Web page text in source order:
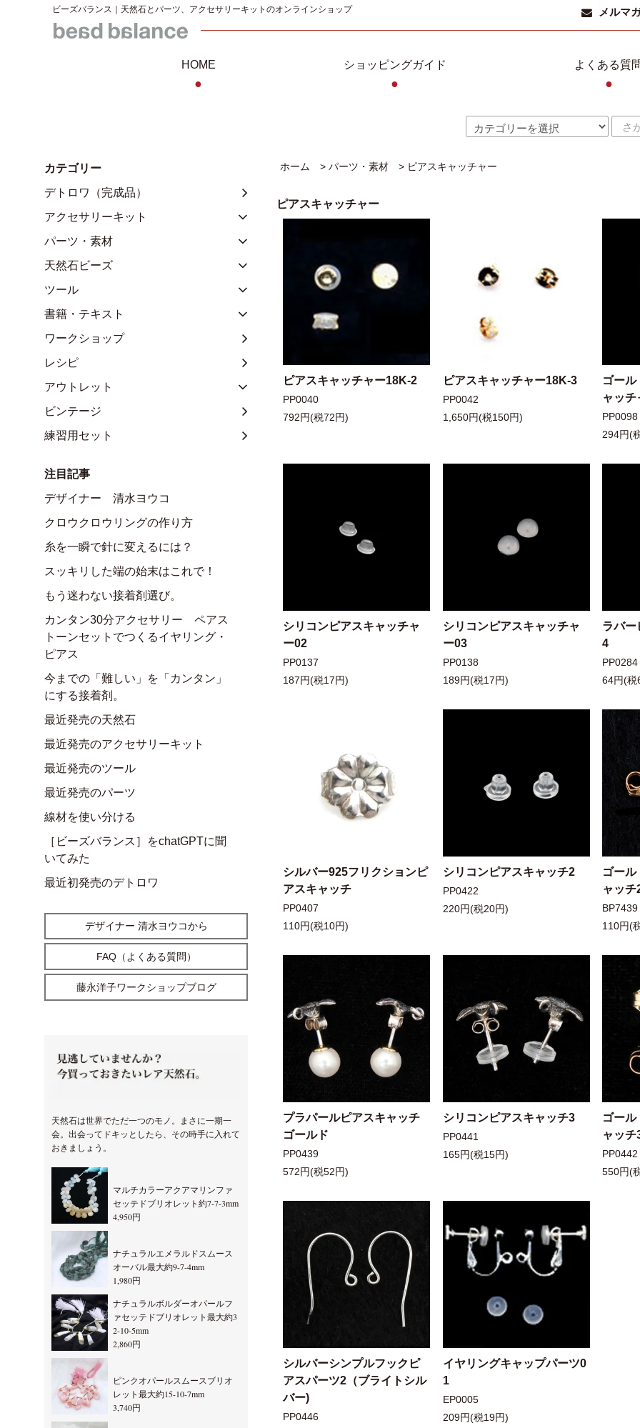
ビーズバランス｜天然石とパーツ、アクセサリーキットのオンラインショップ メルマ
HOME
●
ショッピングガイド
●
よくある質
●
ホーム > パーツ・素材 > ピアスキャッチャー
ピアスキャッチャー
ピアスキャッチャー18K-2
PP0040
792円(税72円)
ピアスキャッチャー18K-3
PP0042
1,650円(税150円)
ゴー
ャッチ
PP0098
294円(
シリコンピアスキャッチャ
ー02
PP0137
187円(税17円)
シリコンピアスキャッチャ
ー03
PP0138
189円(税17円)
ラバー
4
PP0284
64円(税
シルバー925フリクションピ
アスキャッチ
PP0407
110円(税10円)
シリコンピアスキャッチ2
PP0422
220円(税20円)
ゴー
ャッチ
BP7439
110円(
プラパールピアスキャッチ
ゴールド
PP0439
572円(税52円)
シリコンピアスキャッチ3
PP0441
165円(税15円)
ゴー
ャッ
PP0442
550円(
シルバーシンプルフックピ
アスパーツ2（ブライトシル
バー)
PP0446
イヤリングキャップパーツ0
1
EP0005
209円(税19円)
カテゴリー
デトロワ（完成品）
アクセサリーキット
パーツ・素材
天然石ビーズ
ツール
書籍・テキスト
ワークショップ
レシピ
アウトレット
ビンテージ
練習用セット
注目記事
デザイナー 清水ヨウコ
クロウクロウリングの作り方
糸を一瞬で針に変えるには？
スッキリした端の始末はこれで！
もう迷わない接着剤選び。
カンタン30分アクセサリー ペアス
トーンセットでつくるイヤリング・
ピアス
今までの「難しい」を「カンタン」
にする接着剤。
最近発売の天然石
最近発売のアクセサリーキット
最近発売のツール
最近発売のパーツ
線材を使い分ける
［ビーズバランス］をchatGPTに聞
いてみた
最近初発売のデトロワ
デザイナー 清水ヨウコから
FAQ（よくある質問）
藤永洋子ワークショップブログ
天然石は世界でただ一つのモノ。まさに一期一
会。出会ってドキッとしたら、その時手に入れて
おきましょう。
マルチカラーアクアマリンファ
セッテドブリオレット約7-7-3mm
4,950円
ナチュラルエメラルドスムース
オーバル最大約9-7-4mm
1,980円
ナチュラルボルダーオパールフ
ァセッテドブリオレット最大約3
2-10-5mm
2,860円
ピンクオパールスムースブリオ
レット最大約15-10-7mm
3,740円